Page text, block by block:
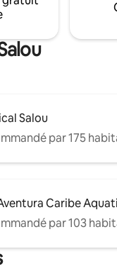
Salou
par 175
Caribe
par 103